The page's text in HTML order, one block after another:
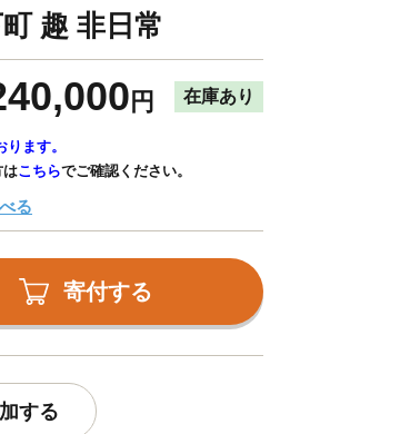
趣 非日常
円 在庫あり
ます。
はこちらでご確認ください。
る
寄付する
する